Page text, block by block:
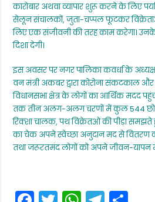
कारोबार अथवा व्यापार शुरू करने के लिए
सेलून संचालकों, जुता-चप्पल फूटकर
लिए एक संजीवनी की तरह काम करेगा।
दिशा देगी।
इस अवसर पर नगर पालिका कवर्धा के
वन मंत्री अकबर द्वारा कोरोना संकटकाल
विधानसभा क्षेत्र के लोगों का आर्थिक मदद
तक तीन अलग-अलग चरणों में कुल 544
रिक्शा चालक, पथ विक्रेतओं की पीड़ा
का चेक अपने स्वेच्छा अनुदान मद से वितरण
तथा जरूरतमंद लोगों को अपने जीवन-यापन में